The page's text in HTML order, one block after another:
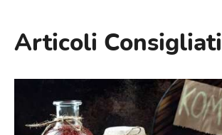
Articoli Consigliati